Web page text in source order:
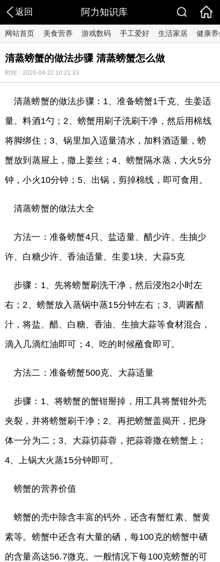
返回 阿力知识库
网站首页 美食营养 游戏数码 手工爱好 生活家居 健康养
清蒸螃蟹的做法步骤 清蒸螃蟹怎么做
时间：2026-04-22 10:21:33
清蒸螃蟹的做法步骤：1、准备螃蟹1千克、生姜适
量、料酒1勺；2、螃蟹用刷子洗刷干净，然后用棉线
将脚绑住；3、锅里加入适量清水，加料酒适量，螃
蟹放到蒸屉上，撒上姜丝；4、螃蟹隔水蒸，大火5分
钟，小火10分钟；5、出锅，剪掉棉线，即可食用。
清蒸螃蟹的做法大全
方法一：准备螃蟹4只、盐适量、醋少许、生抽少
许、白糖少许、香油适量、生姜1块、大蒜5克
步骤：1、先将螃蟹刷洗干净，然后浸泡2小时左
右；2、螃蟹放入蒸锅中蒸15分钟左右；3、调酱醋
汁，将盐、醋、白糖、香油、生抽大蒜等食材混合，
滴入几滴红油即可；4、吃的时候蘸食即可。
方法二：准备螃蟹500克、大蒜适量
步骤：1、将螃蟹的蟹钳掰掉，用工具将蟹钳外壳
夹裂，并将螃蟹刷干净；2、再把螃蟹盖揭开，把身
体一分为二；3、大蒜切蒜蓉，把蒜蓉撒在螃蟹上；
4、上锅大火蒸15分钟即可。
螃蟹的营养价值
螃蟹的壳中除含丰富的钙外，还含有蟹红素、蟹黄
素等。螃蟹中还含有大量的硒，每100克的螃蟹中硒
的含量高达56.7微克。一般情况下每100克螃蟹的可